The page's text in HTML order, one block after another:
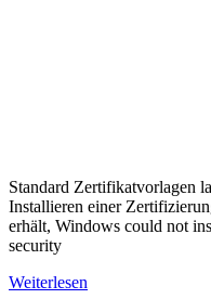
Standard Zertifikatvorlagen
Installieren einer
erhält, Windows could not
security
Weiterlesen